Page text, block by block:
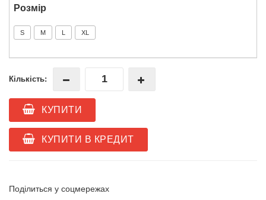
Розмір
S M L XL
Кількість:
КУПИТИ
КУПИТИ В КРЕДИТ
Поділиться у соцмережах